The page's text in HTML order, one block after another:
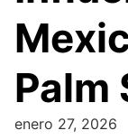
Palm
enero 27, 2026